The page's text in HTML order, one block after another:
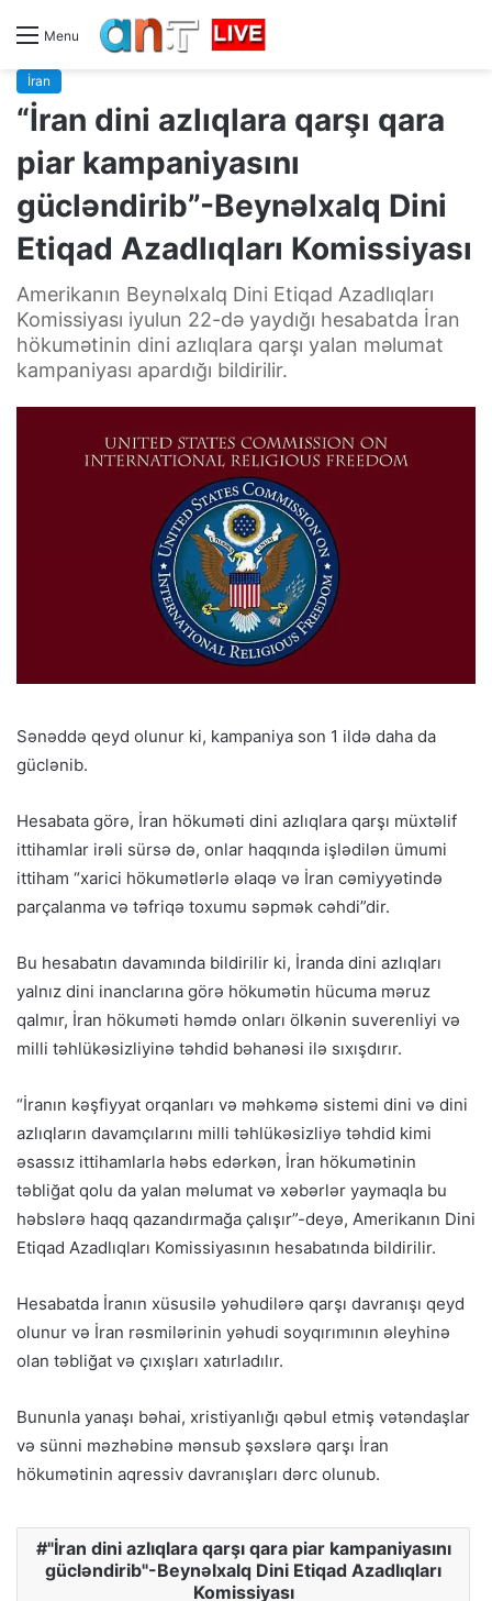
Menu
İran
“İran dini azlıqlara qarşı qara
piar kampaniyasını
gücləndirib”-Beynəlxalq Dini
Etiqad Azadlıqları Komissiyası
Amerikanın Beynəlxalq Dini Etiqad Azadlıqları
Komissiyası iyulun 22-də yaydığı hesabatda İran
hökumətinin dini azlıqlara qarşı yalan məlumat
kampaniyası apardığı bildirilir.
Sənəddə qeyd olunur ki, kampaniya son 1 ildə daha da
güclənib.
Hesabata görə, İran hökuməti dini azlıqlara qarşı müxtəlif
ittihamlar irəli sürsə də, onlar haqqında işlədilən ümumi
ittiham “xarici hökumətlərlə əlaqə və İran cəmiyyətində
parçalanma və təfriqə toxumu səpmək cəhdi”dir.
Bu hesabatın davamında bildirilir ki, İranda dini azlıqları
yalnız dini inanclarına görə hökumətin hücuma məruz
qalmır, İran hökuməti həmdə onları ölkənin suverenliyi və
milli təhlükəsizliyinə təhdid bəhanəsi ilə sıxışdırır.
“İranın kəşfiyyat orqanları və məhkəmə sistemi dini və dini
azlıqların davamçılarını milli təhlükəsizliyə təhdid kimi
əsassız ittihamlarla həbs edərkən, İran hökumətinin
təbliğat qolu da yalan məlumat və xəbərlər yaymaqla bu
həbslərə haqq qazandırmağa çalışır”-deyə, Amerikanın Dini
Etiqad Azadlıqları Komissiyasının hesabatında bildirilir.
Hesabatda İranın xüsusilə yəhudilərə qarşı davranışı qeyd
olunur və İran rəsmilərinin yəhudi soyqırımının əleyhinə
olan təbliğat və çıxışları xatırladılır.
Bununla yanaşı bəhai, xristiyanlığı qəbul etmiş vətəndaşlar
və sünni məzhəbinə mənsub şəxslərə qarşı İran
hökumətinin aqressiv davranışları dərc olunub.
"İran dini azlıqlara qarşı qara piar kampaniyasını
gücləndirib"-Beynəlxalq Dini Etiqad Azadlıqları
Komissiyası